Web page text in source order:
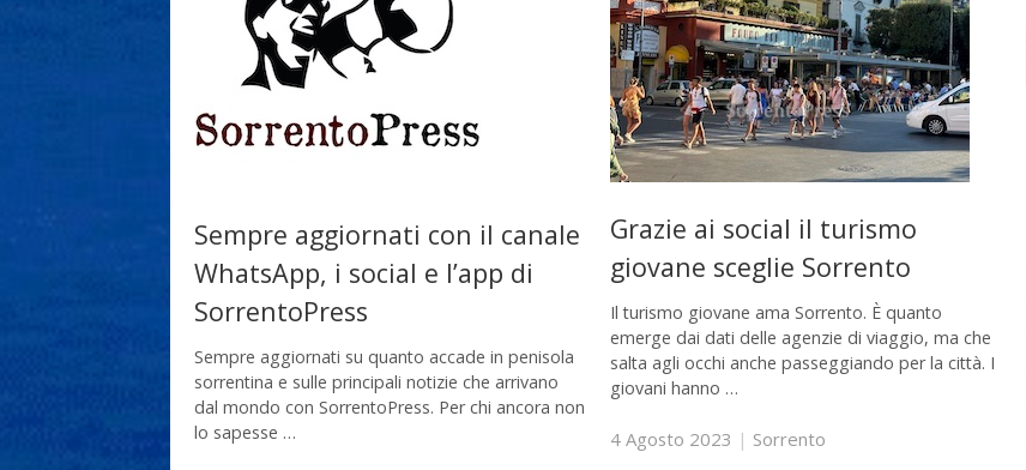
Sempre aggiornati con il canale
WhatsApp, i social e l’app di
SorrentoPress
Sempre aggiornati su quanto accade in penisola
sorrentina e sulle principali notizie che arrivano
dal mondo con SorrentoPress. Per chi ancora non
lo sapesse …
Grazie ai social il turismo
giovane sceglie Sorrento
Il turismo giovane ama Sorrento. È quanto
emerge dai dati delle agenzie di viaggio, ma che
salta agli occhi anche passeggiando per la città. I
giovani hanno …
4 Agosto 2023 | Sorrento